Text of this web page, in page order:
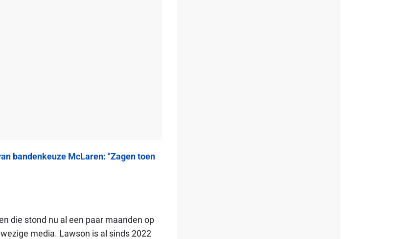
bandenkeuze McLaren: "Zagen toen
die stond nu al een paar maanden op
media. Lawson is al sinds 2022